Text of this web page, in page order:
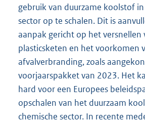
gebruik van duurzame koolstof
sector op te schalen. Dit is
aanpak gericht op het versnellen
plasticsketen en het voorkomen
afvalverbranding, zoals
voorjaarspakket van 2023. Het
hard voor een Europees
opschalen van het duurzaam
chemische sector. In recente